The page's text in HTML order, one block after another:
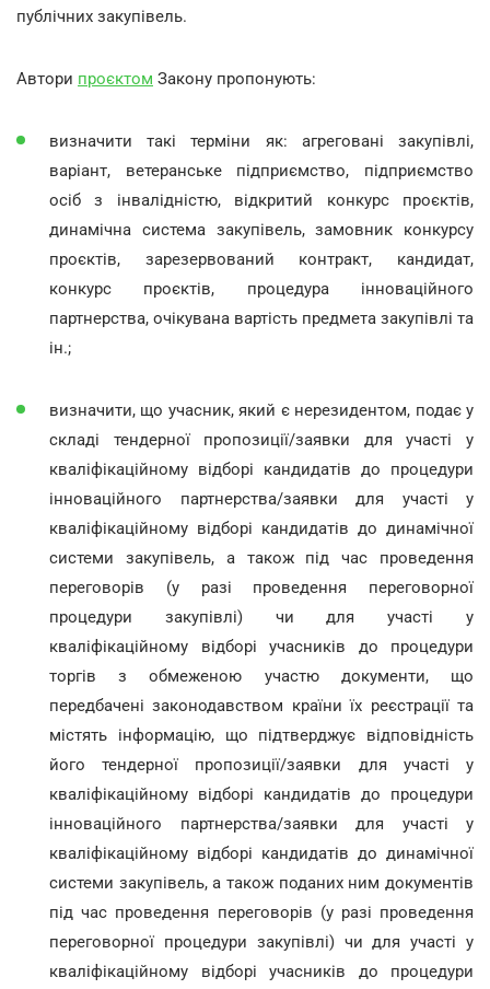
публічних закупівель.
Автори проєктом Закону пропонують:
визначити такі терміни як: агреговані закупівлі,
варіант, ветеранське підприємство, підприємство
осіб з інвалідністю, відкритий конкурс проєктів,
динамічна система закупівель, замовник конкурсу
проєктів, зарезервований контракт, кандидат,
конкурс проєктів, процедура інноваційного
партнерства, очікувана вартість предмета закупівлі та
ін.;
визначити, що учасник, який є нерезидентом, подає у
складі тендерної пропозиції/заявки для участі у
кваліфікаційному відборі кандидатів до процедури
інноваційного партнерства/заявки для участі у
кваліфікаційному відборі кандидатів до динамічної
системи закупівель, а також під час проведення
переговорів (у разі проведення переговорної
процедури закупівлі) чи для участі у
кваліфікаційному відборі учасників до процедури
торгів з обмеженою участю документи, що
передбачені законодавством країни їх реєстрації та
містять інформацію, що підтверджує відповідність
його тендерної пропозиції/заявки для участі у
кваліфікаційному відборі кандидатів до процедури
інноваційного партнерства/заявки для участі у
кваліфікаційному відборі кандидатів до динамічної
системи закупівель, а також поданих ним документів
під час проведення переговорів (у разі проведення
переговорної процедури закупівлі) чи для участі у
кваліфікаційному відборі учасників до процедури